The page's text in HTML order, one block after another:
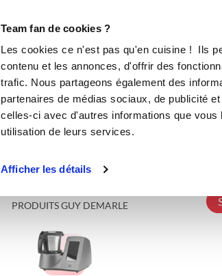
Team fan de cookies ?
Les cookies ce n'est pas qu'en cuisine ! Ils
contenu et les annonces, d'offrir des
trafic. Nous partageons également des
partenaires de médias sociaux, de publicité
celles-ci avec d'autres informations que
utilisation de leurs services.
Afficher les détails
PRODUITS GUY DEMARLE